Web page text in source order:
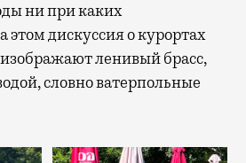
ни при каких
этом дискуссия о курортах
изображают ленивый брасс,
словно ватерпольные